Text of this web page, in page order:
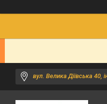
вул. Велика Діївська 40,